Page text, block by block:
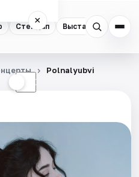
Стендап Выставки
×
☾
Polnalyubvi